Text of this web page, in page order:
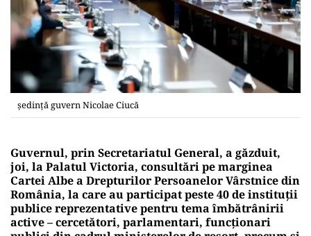
ședință guvern Nicolae Ciucă
Guvernul, prin Secretariatul General, a găzduit,
joi, la Palatul Victoria, consultări pe marginea
Cartei Albe a Drepturilor Persoanelor Vârstnice din
România, la care au participat peste 40 de instituţii
publice reprezentative pentru tema îmbătrânirii
active – cercetători, parlamentari, funcţionari